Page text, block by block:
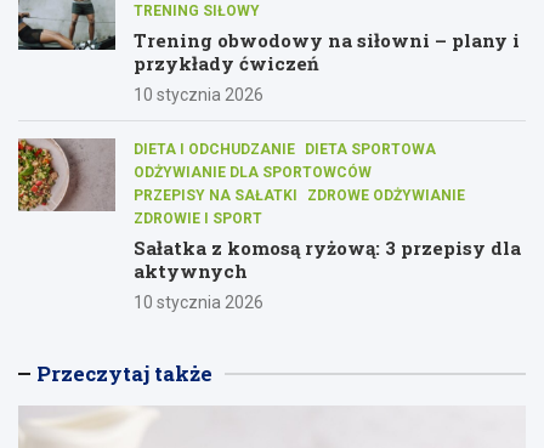
TRENING SIŁOWY
Trening obwodowy na siłowni – plany i
przykłady ćwiczeń
10 stycznia 2026
DIETA I ODCHUDZANIE
DIETA SPORTOWA
ODŻYWIANIE DLA SPORTOWCÓW
PRZEPISY NA SAŁATKI
ZDROWE ODŻYWIANIE
ZDROWIE I SPORT
Sałatka z komosą ryżową: 3 przepisy dla
aktywnych
10 stycznia 2026
Przeczytaj także